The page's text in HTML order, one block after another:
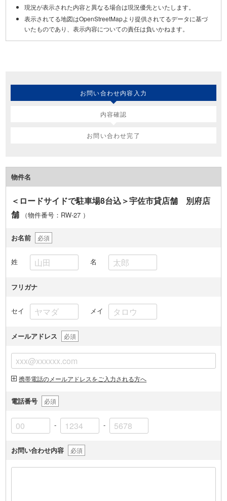
現況が表示された内容と異なる場合は現況優先といたします。
表示されてる地図はOpenStreetMapより提供されてるデータに基づ
いたものであり、表示内容についての責任は負いかねます。
お問い合わせ内容入力
内容確認
お問い合わせ完了
物件名
＜ロードサイドで駐車場8台込＞宇佐市貸店舗 別府店
舗
（物件番号：RW-27 ）
お名前 必須
姓 名
フリガナ
セイ メイ
メールアドレス 必須
携帯電話のメールアドレスをご入力される方へ
電話番号 必須
- -
お問い合わせ内容 必須